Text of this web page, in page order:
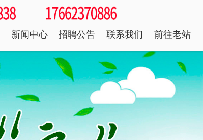
新闻中心 招聘公告 联系我们 前往老站